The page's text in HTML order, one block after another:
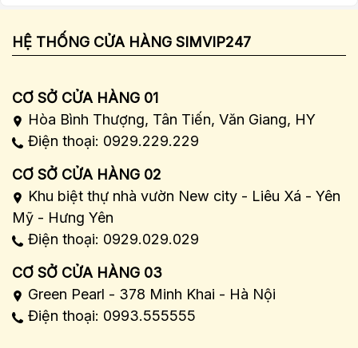
HỆ THỐNG CỬA HÀNG SIMVIP247
CƠ SỞ CỬA HÀNG 01
Hòa Bình Thượng, Tân Tiến, Văn Giang, HY
Điện thoại: 0929.229.229
CƠ SỞ CỬA HÀNG 02
Khu biệt thự nhà vườn New city - Liêu Xá - Yên
Mỹ - Hưng Yên
Điện thoại: 0929.029.029
CƠ SỞ CỬA HÀNG 03
Green Pearl - 378 Minh Khai - Hà Nội
Điện thoại: 0993.555555